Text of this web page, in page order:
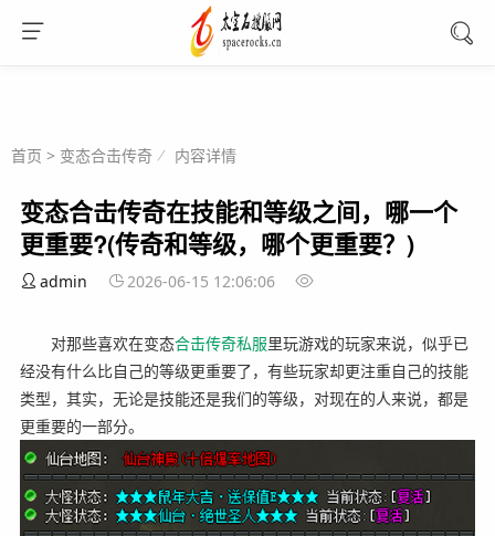
首页 > 变态合击传奇 内容详情
变态合击传奇在技能和等级之间，哪一个
更重要?(传奇和等级，哪个更重要？)
admin 2026-06-15 12:06:06
对那些喜欢在变态合击传奇私服里玩游戏的玩家来说，似乎已
经没有什么比自己的等级更重要了，有些玩家却更注重自己的技能
类型，其实，无论是技能还是我们的等级，对现在的人来说，都是
更重要的一部分。